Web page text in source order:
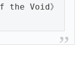
the Void》